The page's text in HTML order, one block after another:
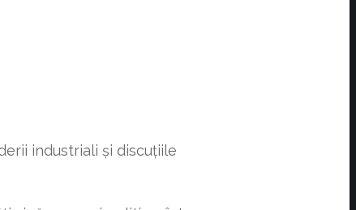
industriali și discuțiile